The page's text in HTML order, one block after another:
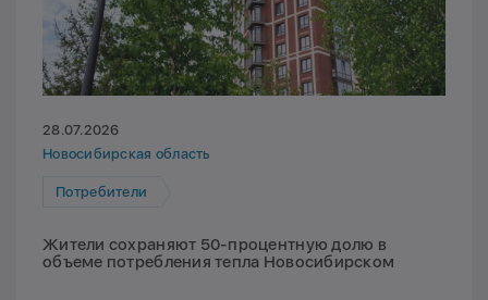
28.07.2026
Новосибирская область
Потребители
Жители сохраняют 50-процентную долю в
объеме потребления тепла Новосибирском